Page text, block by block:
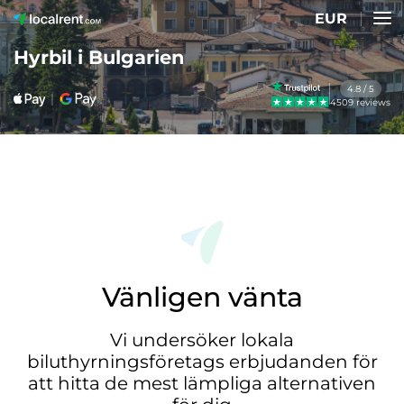
EUR
Hyrbil i Bulgarien
4.8 / 5
4509 reviews
Vänligen vänta
Vi undersöker lokala
biluthyrningsföretags erbjudanden för
att hitta de mest lämpliga alternativen